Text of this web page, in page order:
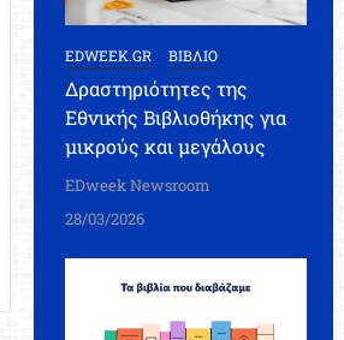
EDWEEK.GR ΒΙΒΛΙΟ
Δραστηριότητες της
Εθνικής Βιβλιοθήκης για
μικρούς και μεγάλους
EDweek Newsroom
28/03/2026